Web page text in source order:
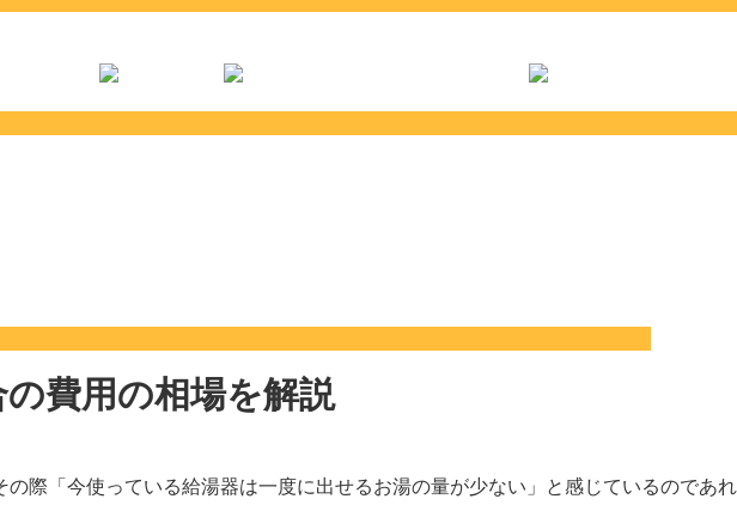
費用の相場を解説
際「今使っている給湯器は一度に出せるお湯の量が少ない」と感じているのであれ